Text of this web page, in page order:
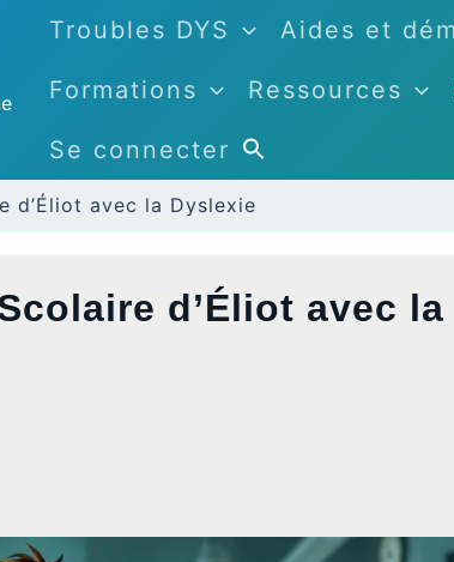
Troubles DYS Aides et
Formations Ressources
Se connecter
d’Éliot avec la Dyslexie
d’Éliot avec la